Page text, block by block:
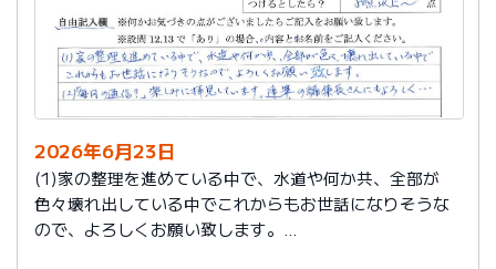
2026年6月23日
(1)家の整理を進めている中で、水道や何か共、全部が
色々壊れ出している中でこれからもお世話になりそうな
ので、よろしくお願い致します。